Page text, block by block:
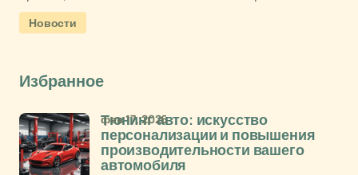
Новости
Избранное
Тюнинг авто: искусство
персонализации и повышения
производительности вашего
автомобиля
фев 17, 2026